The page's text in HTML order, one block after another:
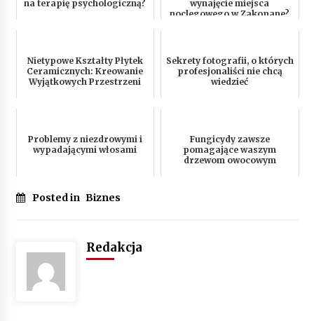
na terapię psychologiczną?
wynajęcie miejsca
noclegowego w Zakopane?
Nietypowe Kształty Płytek
Ceramicznych: Kreowanie
Wyjątkowych Przestrzeni
Sekrety fotografii, o których
profesjonaliści nie chcą
wiedzieć
Problemy z niezdrowymi i
wypadającymi włosami
Fungicydy zawsze
pomagające waszym
drzewom owocowym
Posted in Biznes
Redakcja